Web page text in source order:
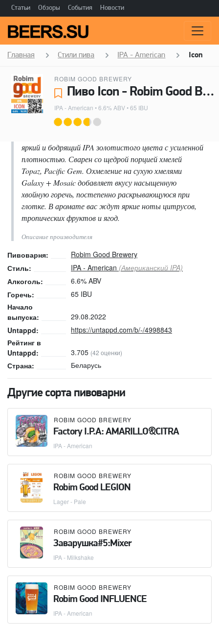
Статьи Обзоры События Новости
Главная Стили пива IPA - American Icon
ROBIM GOOD BREWERY
Пиво Icon - Robim Good Brewery
IPA - American • 6.6% ABV • 65 IBU
яркий и бодрящий IPA золотистого цвета с усиленной
плотностью. Сварен со щедрой порцией хмелей
Topaz, Pacific Gem. Охмеление на сухую хмелями
Galaxy + Mosaic добавляет вкусу насыщенную
хвойную горечь, постепенно раскрывающуюся при
глотке. В аромате вас ждут яркие ноты цитрусов,
тропических фруктов и ягод.
Описание производителя
Пивоварня:
Robim Good Brewery
Стиль:
IPA - American (Американский IPA)
Алкоголь:
6.6% ABV
Горечь:
65 IBU
Начало
выпуска:
29.08.2022
Untappd:
https://untappd.com/b/-/4998843
Рейтинг в
Untappd:
3.705 (42 оценки)
Страна: Беларусь
Другие сорта пивоварни
ROBIM GOOD BREWERY
Factory I.P.A: AMARILLO&CITRA
IPA - American
ROBIM GOOD BREWERY
Robim Good LEGION
Lager - Pale
ROBIM GOOD BREWERY
Заварушка#5:Mixer
IPA - Milkshake
ROBIM GOOD BREWERY
Robim Good INFLUENCE
IPA - American